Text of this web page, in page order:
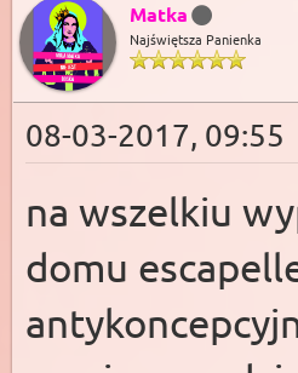
Matka
Najświętsza Panienka
08-03-2017, 09:55
na wszelkiu
domu